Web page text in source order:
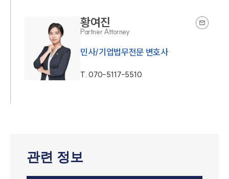
황여진
Partner Attorney
민사/기업법무전문 변호사
T.070-5117-5510
관련 정보